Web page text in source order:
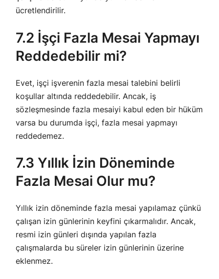
ücretlendirilir.
7.2 İşçi Fazla Mesai Yapmayı
Reddedebilir mi?
Evet, işçi işverenin fazla mesai talebini belirli
koşullar altında reddedebilir. Ancak, iş
sözleşmesinde fazla mesaiyi kabul eden bir hüküm
varsa bu durumda işçi, fazla mesai yapmayı
reddedemez.
7.3 Yıllık İzin Döneminde
Fazla Mesai Olur mu?
Yıllık izin döneminde fazla mesai yapılamaz çünkü
çalışan izin günlerinin keyfini çıkarmalıdır. Ancak,
resmi izin günleri dışında yapılan fazla
çalışmalarda bu süreler izin günlerinin üzerine
eklenmez.